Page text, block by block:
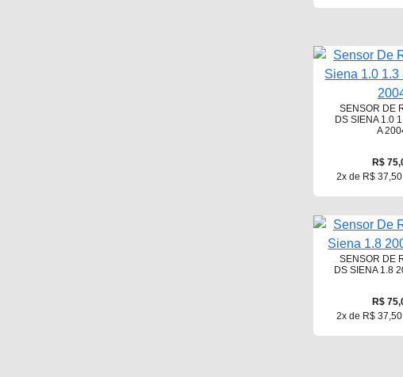
SENSOR DE
DS SIENA 1.0
A
R$
2x de R$
SENSOR DE
DS SIENA 1.8
R$
2x de R$